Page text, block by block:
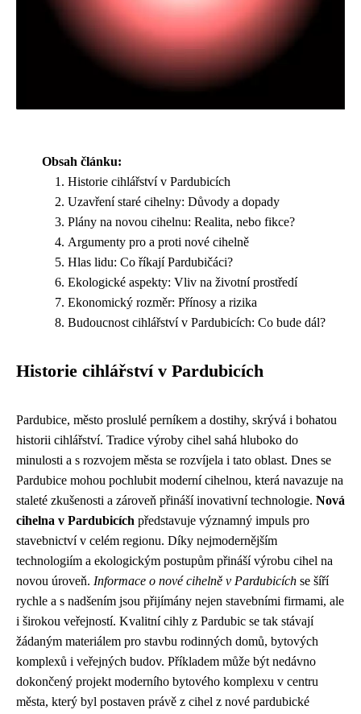
Obsah článku:
Historie cihlářství v Pardubicích
Uzavření staré cihelny: Důvody a dopady
Plány na novou cihelnu: Realita, nebo fikce?
Argumenty pro a proti nové cihelně
Hlas lidu: Co říkají Pardubičáci?
Ekologické aspekty: Vliv na životní prostředí
Ekonomický rozměr: Přínosy a rizika
Budoucnost cihlářství v Pardubicích: Co bude dál?
Historie cihlářství v Pardubicích
Pardubice, město proslulé perníkem a dostihy, skrývá i bohatou
historii cihlářství. Tradice výroby cihel sahá hluboko do
minulosti a s rozvojem města se rozvíjela i tato oblast. Dnes se
Pardubice mohou pochlubit moderní cihelnou, která navazuje na
staleté zkušenosti a zároveň přináší inovativní technologie. Nová
cihelna v Pardubicích představuje významný impuls pro
stavebnictví v celém regionu. Díky nejmodernějším
technologiím a ekologickým postupům přináší výrobu cihel na
novou úroveň. Informace o nové cihelně v Pardubicích se šíří
rychle a s nadšením jsou přijímány nejen stavebními firmami, ale
i širokou veřejností. Kvalitní cihly z Pardubic se tak stávají
žádaným materiálem pro stavbu rodinných domů, bytových
komplexů i veřejných budov. Příkladem může být nedávno
dokončený projekt moderního bytového komplexu v centru
města, který byl postaven právě z cihel z nové pardubické